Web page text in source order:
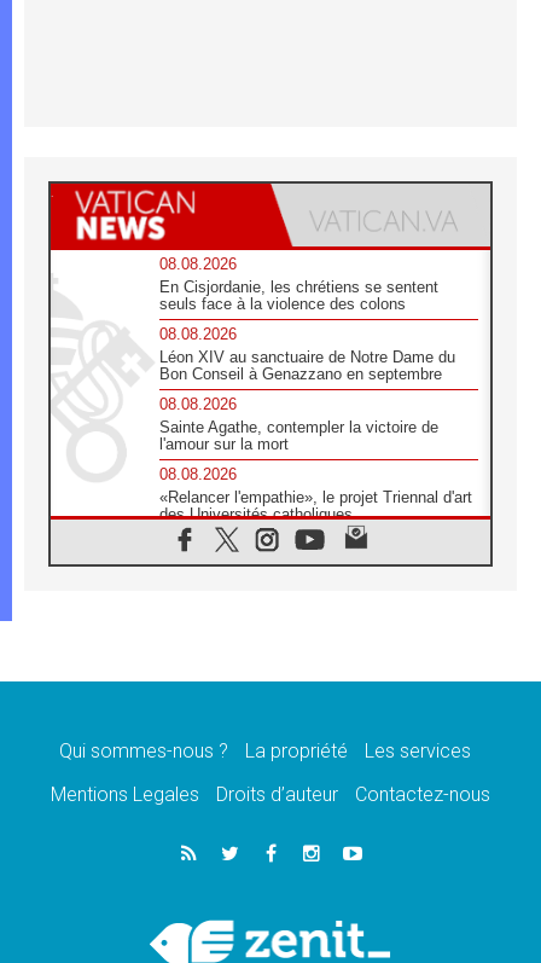
08.08.2026
En Cisjordanie, les chrétiens se sentent
seuls face à la violence des colons
08.08.2026
Léon XIV au sanctuaire de Notre Dame du
Bon Conseil à Genazzano en septembre
08.08.2026
Sainte Agathe, contempler la victoire de
l'amour sur la mort
08.08.2026
«Relancer l'empathie», le projet Triennal d'art
des Universités catholiques
08.08.2026
Signis 2026, donner la parole aux religieuses
07.08.2026
07.08.2026
de l'Assomption et mémoire nationale
«La paix commence par l'empathie» estime
le cardinal Parolin
En Colombie, «la paix ne s'achète pas avec
une signature»
Qui sommes-nous ? La propriété
Les services
Mentions Legales
Droits d’auteur Contactez-nous